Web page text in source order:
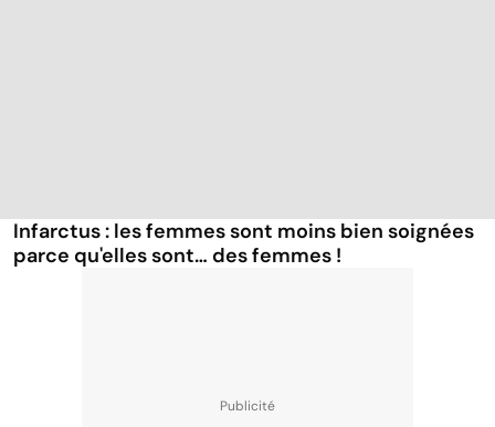
Infarctus : les femmes sont moins bien soignées
parce qu'elles sont… des femmes !